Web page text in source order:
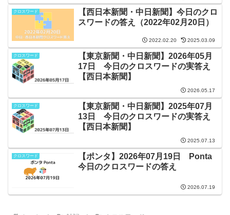
クロスワード
【西日本新聞・中日新聞】今日のクロ
スワードの答え（2022年02月20日）
2022.02.20 2025.03.09
クロスワード
【東京新聞・中日新聞】2026年05月
17日 今日のクロスワードの実答え
【西日本新聞】
2026.05.17
クロスワード
【東京新聞・中日新聞】2025年07月
13日 今日のクロスワードの実答え
【西日本新聞】
2025.07.13
クロスワード
【ポンタ】2026年07月19日 Ponta
今日のクロスワードの答え
2026.07.19